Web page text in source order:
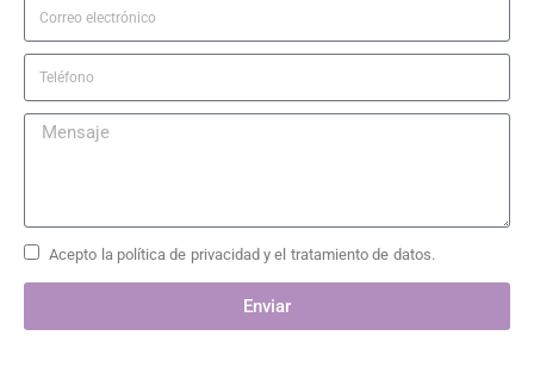
Acepto la política de privacidad y el tratamiento de datos.
Enviar